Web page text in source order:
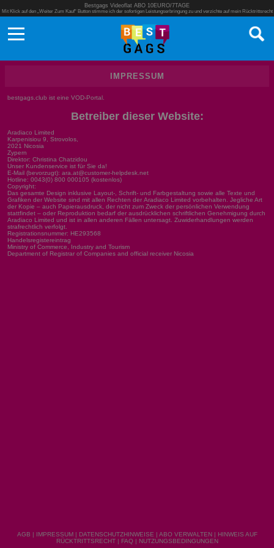
Bestgags Videoflat ABO 10EURO/7TAGE
Mit Klick auf den „Weiter Zum Kauf“ Button stimme ich der sofortigen Leistungserbringung zu und verzichte auf mein Rücktrittsrecht
IMPRESSUM
bestgags.club ist eine VOD-Portal.
Betreiber dieser Website:
Aradiaco Limited
Karpenisiou 9, Strovolos,
2021 Nicosia
Zypern
Direktor: Christina Chatzidou
Unser Kundenservice ist für Sie da!
E-Mail (bevorzugt): ara.at@customer-helpdesk.net
Hotline: 0043(0) 800 000105 (kostenlos)
Copyright:
Das gesamte Design inklusive Layout-, Schrift- und Farbgestaltung sowie alle Texte und
Grafiken der Website sind mit allen Rechten der Aradiaco Limited vorbehalten. Jegliche Art
der Kopie – auch Papierausdruck, der nicht zum Zweck der persönlichen Verwendung
stattfindet – oder Reproduktion bedarf der ausdrücklichen schriftlichen Genehmigung durch
Aradiaco Limited und ist in allen anderen Fällen untersagt. Zuwiderhandlungen werden
strafrechtlich verfolgt.
Registrationsnummer: HE293568
Handelsregistereintrag
Ministry of Commerce, Industry and Tourism
Department of Registrar of Companies and official receiver Nicosia
AGB | IMPRESSUM| DATENSCHUTZHINWEISE | ABO VERWALTEN| HINWEIS AUF
RÜCKTRITTSRECHT| FAQ| NUTZUNGSBEDINGUNGEN